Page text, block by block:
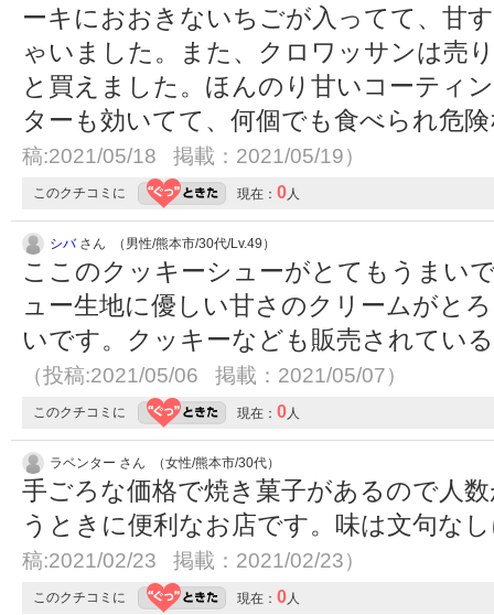
ーキにおおきないちごが入ってて、甘
ゃいました。また、クロワッサンは売
と買えました。ほんのり甘いコーティ
ターも効いてて、何個でも食べられ危
稿:2021/05/18 掲載：2021/05/19）
このクチコミに 現在： 0人
シバさん （男性/熊本市/30代/Lv.49）
ここのクッキーシューがとてもうまい
ュー生地に優しい甘さのクリームがと
いです。クッキーなども販売されてい
（投稿:2021/05/06 掲載：2021/05/07）
このクチコミに 現在： 0人
ラベンター さん （女性/熊本市/30代）
手ごろな価格で焼き菓子があるので人
うときに便利なお店です。味は文句な
稿:2021/02/23 掲載：2021/02/23）
このクチコミに 現在： 0人